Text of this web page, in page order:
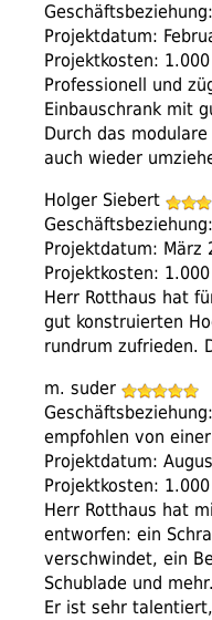
Projektdatum:
Projektkosten:
Professionell und
Einbauschrank mit
Durch das
auch wieder
Holger Siebert
Projektdatum: März
Projektkosten:
Herr Rotthaus hat
gut konstruierten
rundrum zufrieden.
m. suder
empfohlen von
Projektdatum:
Projektkosten:
Herr Rotthaus hat
entworfen: ein
verschwindet, ein
Schublade und
Er ist sehr